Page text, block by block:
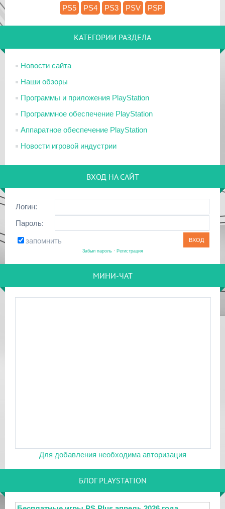
PS5 PS4 PS3 PSV PSP
КАТЕГОРИИ РАЗДЕЛА
Новости сайта
Наши обзоры
Программы и приложения PlayStation
Программное обеспечение PlayStation
Аппаратное обеспечение PlayStation
Новости игровой индустрии
ВХОД НА САЙТ
Логин:
Пароль:
запомнить
Забыл пароль· Регистрация
МИНИ-ЧАТ
Для добавления необходима авторизация
БЛОГ PLAYSTATION